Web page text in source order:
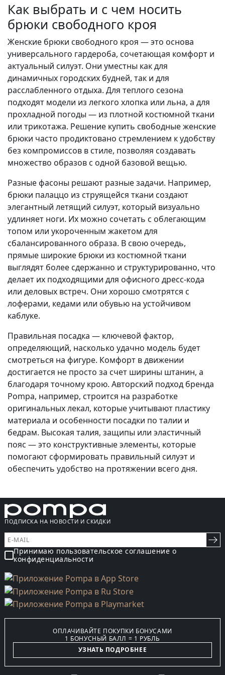
Как выбрать и с чем носить
брюки свободного кроя
Женские брюки свободного кроя — это основа
универсального гардероба, сочетающая комфорт и
актуальный силуэт. Они уместны как для
динамичных городских будней, так и для
расслабленного отдыха. Для теплого сезона
подходят модели из легкого хлопка или льна, а для
прохладной погоды — из плотной костюмной ткани
или трикотажа. Решение купить свободные женские
брюки часто продиктовано стремлением к удобству
без компромиссов в стиле, позволяя создавать
множество образов с одной базовой вещью.
Разные фасоны решают разные задачи. Например,
брюки палаццо из струящейся ткани создают
элегантный летящий силуэт, который визуально
удлиняет ноги. Их можно сочетать с облегающим
топом или укороченным жакетом для
сбалансированного образа. В свою очередь,
прямые широкие брюки из костюмной ткани
выглядят более сдержанно и структурированно, что
делает их подходящими для офисного дресс-кода
или деловых встреч. Они хорошо смотрятся с
лоферами, кедами или обувью на устойчивом
каблуке.
Правильная посадка — ключевой фактор,
определяющий, насколько удачно модель будет
смотреться на фигуре. Комфорт в движении
достигается не просто за счет ширины штанин, а
благодаря точному крою. Авторский подход бренда
Pompa, например, строится на разработке
оригинальных лекал, которые учитывают пластику
материала и особенности посадки по талии и
бедрам. Высокая талия, защипы или эластичный
пояс — это конструктивные элементы, которые
помогают сформировать правильный силуэт и
обеспечить удобство на протяжении всего дня.
ПОДПИСКА НА НОВОСТИ И СКИДКИ
Принимаю пользовательское соглашение о
конфиденциальности
ОПЛАЧИВАЙТЕ ПОКУПКИ БОНУСАМИ
1 БОНУСНЫЙ БАЛЛ = 1 РУБЛЬ
УЗНАТЬ ПОДРОБНЕЕ